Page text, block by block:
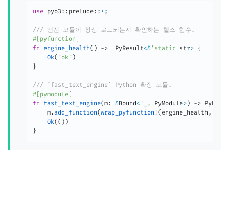
use pyo3 :: prelude:: * ;
/// 엔진 모듈이 정상 로드되는지 확인하는 헬스 함수.
#[pyfunction]
fn
engine_health( ) ->
  PyResult
<& 'static str> {
Ok( "ok" )
}
/// `fast_text_engine` Python 확장 모듈.
#[pymodule]
fn
fast_text_engine(m: &Bound < '_, PyModule> ) ->
    m
.add_function(wrap_pyfunction! ( engine_health ,
Ok( ( ) )
}